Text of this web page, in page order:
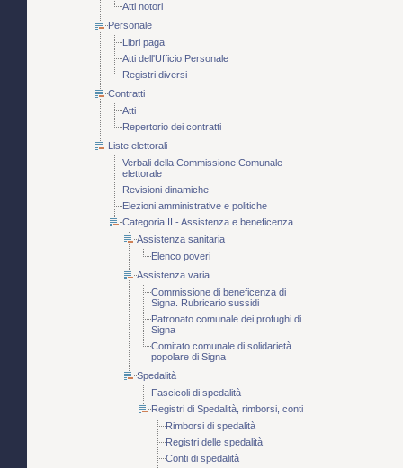
Atti notori
Personale
Libri paga
Atti dell'Ufficio Personale
Registri diversi
Contratti
Atti
Repertorio dei contratti
Liste elettorali
Verbali della Commissione Comunale
elettorale
Revisioni dinamiche
Elezioni amministrative e politiche
Categoria II - Assistenza e beneficenza
Assistenza sanitaria
Elenco poveri
Assistenza varia
Commissione di beneficenza di
Signa. Rubricario sussidi
Patronato comunale dei profughi di
Signa
Comitato comunale di solidarietà
popolare di Signa
Spedalità
Fascicoli di spedalità
Registri di Spedalità, rimborsi, conti
Rimborsi di spedalità
Registri delle spedalità
Conti di spedalità